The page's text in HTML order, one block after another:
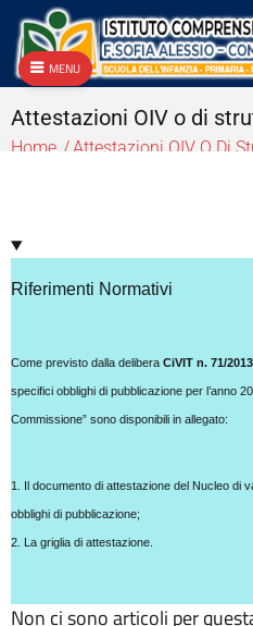
Archivio
Archivio
Archivio Albo OnLine e
Archivio Circolari A.T.A.
Archivio Circolari Docenti
Archivio vecchie Graduatorie
Archivio vecchio PON
Articolazione degli uffici
Attestazioni OIV o di struttura
Atti generali
Calendario scolastico
Codice disciplinare
Consulenti e collaboratori
Attestazioni OIV o di
Home Attestazioni OIV O Di
Riferimenti Normativi
Come previsto dalla delibera CiVIT n. 71/2013
specifici obblighi di pubblicazione per l’anno
Commissione” sono disponibili in allegato:
1. Il documento di attestazione del Nucleo di
obblighi di pubblicazione;
2. La griglia di attestazione.
Non ci sono articoli per
MENU